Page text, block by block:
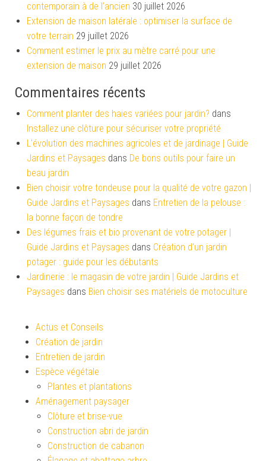
contemporain à de l’ancien 30 juillet 2026
Extension de maison latérale : optimiser la surface de
votre terrain 29 juillet 2026
Comment estimer le prix au mètre carré pour une
extension de maison 29 juillet 2026
Commentaires récents
Comment planter des haies variées pour jardin? dans
Installez une clôture pour sécuriser votre propriété
L'évolution des machines agricoles et de jardinage | Guide
Jardins et Paysages dans De bons outils pour faire un
beau jardin
Bien choisir votre tondeuse pour la qualité de votre gazon |
Guide Jardins et Paysages dans Entretien de la pelouse :
la bonne façon de tondre
Des légumes frais et bio provenant de votre potager |
Guide Jardins et Paysages dans Création d’un jardin
potager : guide pour les débutants
Jardinerie : le magasin de votre jardin | Guide Jardins et
Paysages dans Bien choisir ses matériels de motoculture
Actus et Conseils
Création de jardin
Entretien de jardin
Espèce végétale
Plantes et plantations
Aménagement paysager
Clôture et brise-vue
Construction abri de jardin
Construction de cabanon